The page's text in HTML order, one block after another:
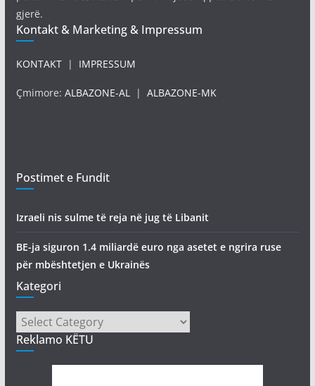
gjerë.
Kontakt & Marketing & Impressum
KONTAKT| IMPRESSUM
Çmimore: ALBAZONE-AL| ALBAZONE-MK
Postimet e Fundit
Izraeli nis sulme të reja në jug të Libanit
BE-ja siguron 1.4 miliardë euro nga asetet e ngrira ruse
për mbështetjen e Ukrainës
Kategori
Kategori
Reklamo KËTU